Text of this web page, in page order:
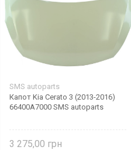
SMS autoparts
Капот Kia Cerato 3 (2013-2016)
66400A7000 SMS autoparts
3 275,00